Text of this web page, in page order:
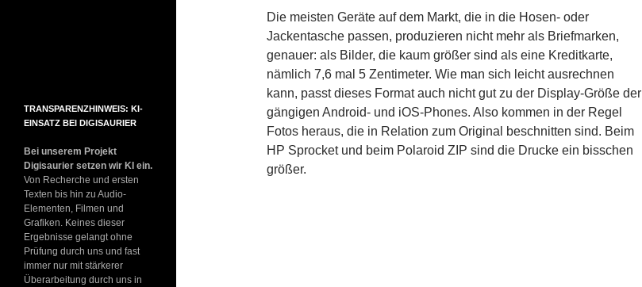
Die meisten Geräte auf dem Markt, die in die Hosen- oder
Jackentasche passen, produzieren nicht mehr als Briefmarken,
genauer: als Bilder, die kaum größer sind als eine Kreditkarte,
nämlich 7,6 mal 5 Zentimeter. Wie man sich leicht ausrechnen
kann, passt dieses Format auch nicht gut zu der Display-Größe der
gängigen Android- und iOS-Phones. Also kommen in der Regel
Fotos heraus, die in Relation zum Original beschnitten sind. Beim
HP Sprocket und beim Polaroid ZIP sind die Drucke ein bisschen
größer.
TRANSPARENZHINWEIS: KI-
EINSATZ BEI DIGISAURIER
Bei unserem Projekt
Digisaurier setzen wir KI ein.
Von Recherche und ersten
Texten bis hin zu Audio-
Elementen, Filmen und
Grafiken. Keines dieser
Ergebnisse gelangt ohne
Prüfung durch uns und fast
immer nur mit stärkerer
Überarbeitung durch uns in